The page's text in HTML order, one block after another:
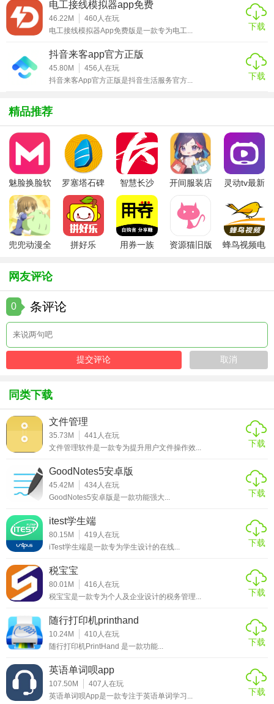
强化薄弱环节。
- 自然拼读：通过拆分单词音节和真人发音示范（BBC/美式
- 词根词缀解析：关联同根词，扩展词汇量（如“tele-”前缀关
联“telephone”“telescope”）。
- 卡片式/列表式学习：支持拍照阅读、单词搜索，适配不同学
- 实时统计学习数据，生成学习报告，直观展示记忆效果。
- 提供听写、提问、试卷等多种测试模式，检验学习成果。
单词，强化记忆。
【超级单词表免费版亮点】
- 支持手动收藏重点词汇，按“学科”“难度”分类管理，形成个性
化词库。
- 词根宇宙：用思维导图展现300+词根家族衍生关系，帮助理
解单词构成逻辑。
- 记忆热力图：直观展示每周记忆持久度的变化趋势，优化复
- 提供发音练习、拼写测试、阅读本等工具，形成“学习-练习-
复习”完整闭环。
- 新增“阅读本单句修改”功能，可调整句子顺序，适配阅读专
项训练。
- 包含国外真人单词发音，支持标准国际音标和自然拼读规则
视频讲解，提升发音准确性。
【超级单词表免费版玩法】
- 与全球学习者实时比拼单词反应速度，通过竞技模式激发学
- 支持拍照上传或手动输入单词，创建专属词库，适配个性化
学习需求。
- 结合“单词对对碰”“听写模式”等游戏化功能，在互动中巩固记
忆。
【超级单词表免费版点评】
- 全学段覆盖：从小学到留学阶段词汇一网打尽，避免频繁切
电工接线模拟器app免费
46.22M 460人在玩
电工接线模拟器App免费版是一款专为电工...
下载
抖音来客app官方正版
45.80M 456 人在玩
抖音来客App官方正版是抖音生活服务官方...
下载
精品推荐
魅脸换脸软
件
罗塞塔石碑
安卓版
智慧长沙
app
开间服装店
灵动tv最新
兜兜动漫全
拼好乐 用券一族 资源猫旧版
蜂鸟视频电
网友评论
0 条评论
同类下载
文件管理
35.73M 441 人在玩
文件管理软件是一款专为提升用户文件操作效...
下载
GoodNotes5安卓版
45.42M 434 人在玩
GoodNotes5安卓版是一款功能强大...
下载
itest学生端
80.15M 419 人在玩
iTest学生端是一款专为学生设计的在线...
下载
税宝宝
80.01M 416 人在玩
税宝宝是一款专为个人及企业设计的税务管理...
下载
随行打印机printhand
10.24M 410 人在玩
随行打印机PrintHand 是一款功能...
下载
英语单词呗app
107.50M 407 人在玩
英语单词呗App是一款专注于英语单词学习...
下载